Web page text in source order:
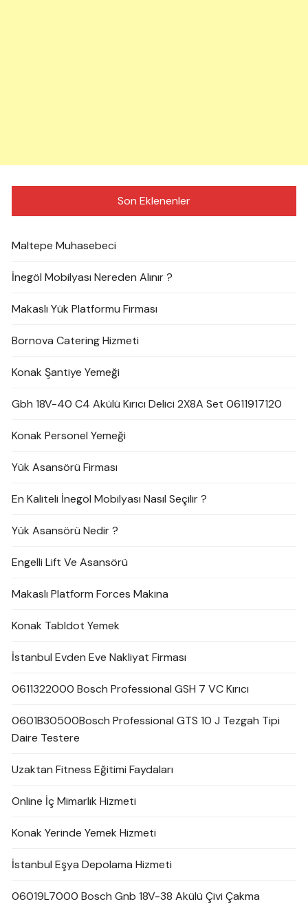
Son Eklenenler
Maltepe Muhasebeci
İnegöl Mobilyası Nereden Alınır ?
Makaslı Yük Platformu Firması
Bornova Catering Hizmeti
Konak Şantiye Yemeği
Gbh 18V-40 C4 Akülü Kırıcı Delici 2X8A Set 0611917120
Konak Personel Yemeği
Yük Asansörü Firması
En Kaliteli İnegöl Mobilyası Nasıl Seçilir ?
Yük Asansörü Nedir ?
Engelli Lift Ve Asansörü
Makaslı Platform Forces Makina
Konak Tabldot Yemek
İstanbul Evden Eve Nakliyat Firması
0611322000 Bosch Professional GSH 7 VC Kırıcı
0601B30500Bosch Professional GTS 10 J Tezgah Tipi
Daire Testere
Uzaktan Fitness Eğitimi Faydaları
Online İç Mimarlık Hizmeti
Konak Yerinde Yemek Hizmeti
İstanbul Eşya Depolama Hizmeti
06019L7000 Bosch Gnb 18V-38 Akülü Çivi Çakma